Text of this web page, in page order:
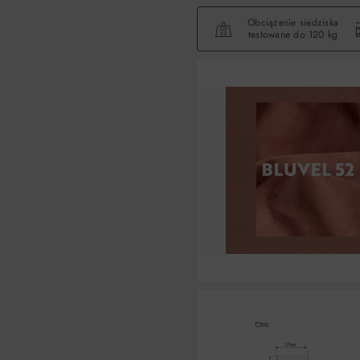
Obciążenie siedziska
testowane do 120 kg